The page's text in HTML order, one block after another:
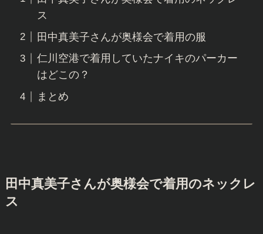
ス
田中真美子さんが奥様会で着用の服
仁川空港で着用していたナイキのパーカー
はどこの？
まとめ
田中真美子さんが奥様会で着用のネックレ
ス